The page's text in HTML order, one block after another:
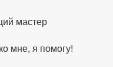
мастер
мне, я помогу!